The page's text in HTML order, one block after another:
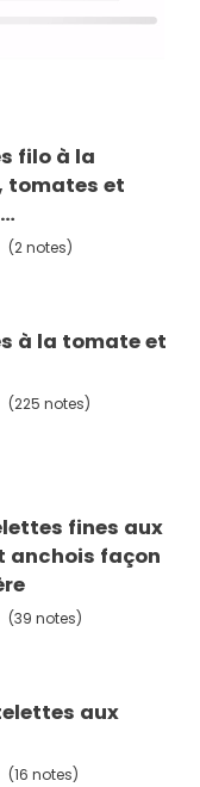
filo à la
tomates et
(2 notes)
à la tomate et
(225 notes)
fines aux
anchois façon
(39 notes)
aux
(16 notes)